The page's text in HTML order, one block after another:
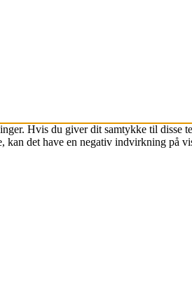
Hvis du giver dit samtykke til disse
det have en negativ indvirkning på